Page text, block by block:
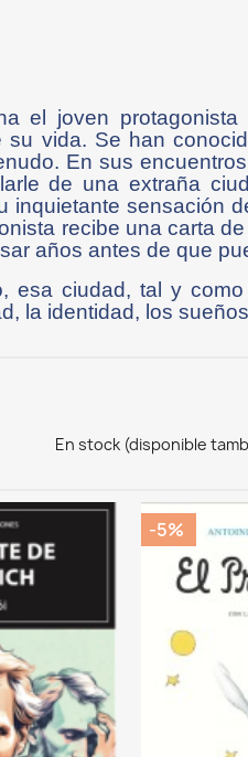
el joven
su vida. Se han
En sus
de una extraña
inquietante sensación
recibe una carta
años antes de que
esa ciudad, tal y
la identidad, los
En stock (disponible
-5%